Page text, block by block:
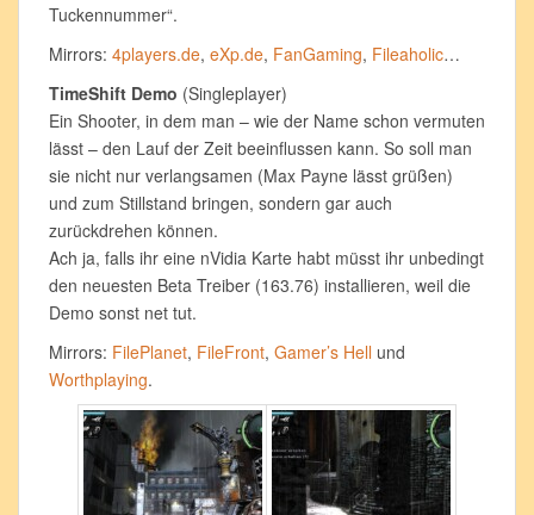
Tuckennummer“.
Mirrors: 4players.de, eXp.de, FanGaming, Fileaholic…
TimeShift Demo (Singleplayer)
Ein Shooter, in dem man – wie der Name schon vermuten
lässt – den Lauf der Zeit beeinflussen kann. So soll man
sie nicht nur verlangsamen (Max Payne lässt grüßen)
und zum Stillstand bringen, sondern gar auch
zurückdrehen können.
Ach ja, falls ihr eine nVidia Karte habt müsst ihr unbedingt
den neuesten Beta Treiber (163.76) installieren, weil die
Demo sonst net tut.
Mirrors: FilePlanet, FileFront, Gamer’s Hell und
Worthplaying.